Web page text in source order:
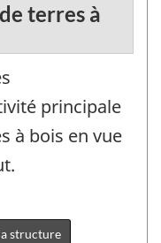
terres à
principale
à bois en vue
structure